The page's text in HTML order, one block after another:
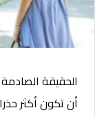
الحقيقة
أن تكون أكثر حذرا